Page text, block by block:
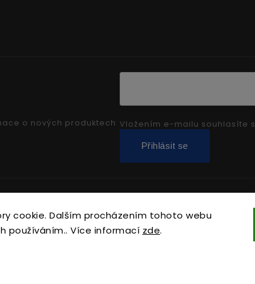
cookie. Dalším procházením tohoto webu
používáním.. Více informací zde.
o nových produktech Vložením e-mailu souhlasíte s
Přihlásit se
Upravit nastavení cookies